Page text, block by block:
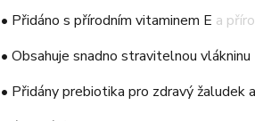
• Přidáno s přírodním vitaminem E a
• Obsahuje snadno stravitelnou vlákninu
• Přidány prebiotika pro zdravý žaludek